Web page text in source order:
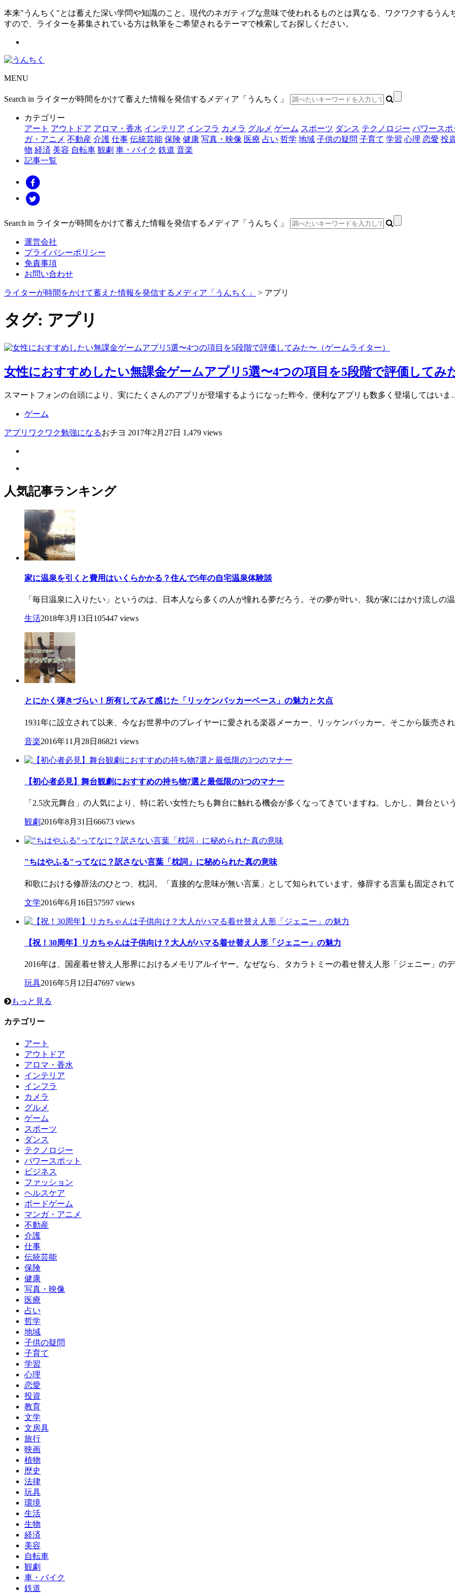
本来"うんちく"とは蓄えた深い学問や知識のこと。現代のネガティブな意味で使われるものとは異なる、ワクワクするう
すので、ライターを募集されている方は執筆をご希望されるテーマで検索してお探しください。
MENU
Search in ライターが時間をかけて蓄えた情報を発信するメディア「うんちく」
カテゴリー
アート アウトドア アロマ・香水 インテリア インフラ カメラ グルメ ゲーム スポーツ ダンス テクノロジー パワースポ
ガ・アニメ 不動産 介護 仕事 伝統芸能 保険 健康 写真・映像 医療 占い 哲学 地域 子供の疑問 子育て 学習 心理 恋愛 投
物 経済 美容 自転車 観劇 車・バイク 鉄道 音楽
記事一覧
Search in ライターが時間をかけて蓄えた情報を発信するメディア「うんちく」
運営会社
プライバシーポリシー
免責事項
お問い合わせ
ライターが時間をかけて蓄えた情報を発信するメディア「うんちく」 > アプリ
タグ: アプリ
女性におすすめしたい無課金ゲームアプリ5選〜4つの項目を5段階で評価してみ
スマートフォンの台頭により、実にたくさんのアプリが登場するようになった昨今。便利なアプリも数多く登場してはい
ゲーム
アプリ ワクワク勉強になるおチヨ 2017年2月27日 1,479 views
人気記事ランキング
家に温泉を引くと費用はいくらかかる？住んで5年の自宅温泉体験談
「毎日温泉に入りたい」というのは、日本人なら多くの人が憧れる夢だろう。その夢が叶い、我が家にはかけ流しの
生活2018年3月13日 105447 views
とにかく弾きづらい！所有してみて感じた「リッケンバッカーベース」の魅力と欠点
1931年に設立されて以来、今なお世界中のプレイヤーに愛される楽器メーカー、リッケンバッカー。そこから販売さ
音楽2016年11月28日 86821 views
【初心者必見】舞台観劇におすすめの持ち物7選と最低限の3つのマナー
「2.5次元舞台」の人気により、特に若い女性たちも舞台に触れる機会が多くなってきていますね。しかし、舞台とい
観劇 2016年8月31日 66673 views
"ちはやふる"ってなに？訳さない言葉「枕詞」に秘められた真の意味
和歌における修辞法のひとつ、枕詞。「直接的な意味が無い言葉」として知られています。修辞する言葉も固定され
文学2016年6月16日 57597 views
【祝！30周年】リカちゃんは子供向け？大人がハマる着せ替え人形「ジェニー」の魅力
2016年は、国産着せ替え人形界におけるメモリアルイヤー。なぜなら、タカラトミーの着せ替え人形「ジェニー」の
玩具2016年5月12日 47697 views
もっと見る
カテゴリー
アート
アウトドア
アロマ・香水
インテリア
インフラ
カメラ
グルメ
ゲーム
スポーツ
ダンス
テクノロジー
パワースポット
ビジネス
ファッション
ヘルスケア
ボードゲーム
マンガ・アニメ
不動産
介護
仕事
伝統芸能
保険
健康
写真・映像
医療
占い
哲学
地域
子供の疑問
子育て
学習
心理
恋愛
投資
教育
文学
文房具
旅行
映画
植物
歴史
法律
玩具
環境
生活
生物
経済
美容
自転車
観劇
車・バイク
鉄道